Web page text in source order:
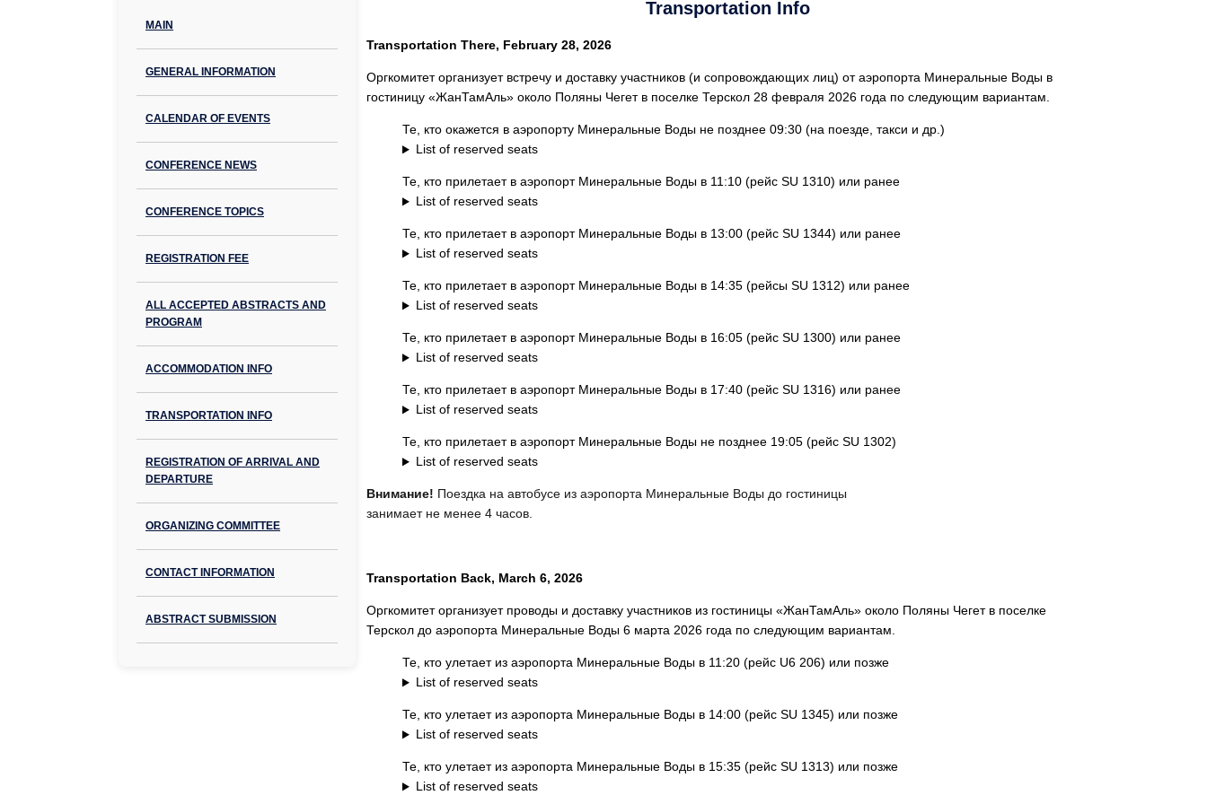
MAIN
GENERAL INFORMATION
CALENDAR OF EVENTS
CONFERENCE NEWS
CONFERENCE TOPICS
REGISTRATION FEE
ALL ACCEPTED ABSTRACTS AND
PROGRAM
ACCOMMODATION INFO
TRANSPORTATION INFO
REGISTRATION OF ARRIVAL AND
DEPARTURE
ORGANIZING COMMITTEE
CONTACT INFORMATION
ABSTRACT SUBMISSION
Transportation Info
Transportation There, February 28, 2026
Оргкомитет организует встречу и доставку участников (и сопровождающих лиц) от аэропорта Минеральные Воды в
гостиницу «ЖанТамАль» около Поляны Чегет в поселке Терскол 28 февраля 2026 года по следующим вариантам.
Те, кто окажется в аэропорту Минеральные Воды не позднее 09:30 (на поезде, такси и др.)
List of reserved seats
Те, кто прилетает в аэропорт Минеральные Воды в 11:10 (рейс SU 1310) или ранее
List of reserved seats
Те, кто прилетает в аэропорт Минеральные Воды в 13:00 (рейс SU 1344) или ранее
List of reserved seats
Те, кто прилетает в аэропорт Минеральные Воды в 14:35 (рейсы SU 1312) или ранее
List of reserved seats
Те, кто прилетает в аэропорт Минеральные Воды в 16:05 (рейс SU 1300) или ранее
List of reserved seats
Те, кто прилетает в аэропорт Минеральные Воды в 17:40 (рейс SU 1316) или ранее
List of reserved seats
Те, кто прилетает в аэропорт Минеральные Воды не позднее 19:05 (рейс SU 1302)
List of reserved seats
Внимание! Поездка на автобусе из аэропорта Минеральные Воды до гостиницы
занимает не менее 4 часов.
Transportation Back, March 6, 2026
Оргкомитет организует проводы и доставку участников из гостиницы «ЖанТамАль» около Поляны Чегет в поселке
Терскол до аэропорта Минеральные Воды 6 марта 2026 года по следующим вариантам.
Те, кто улетает из аэропорта Минеральные Воды в 11:20 (рейс U6 206) или позже
List of reserved seats
Те, кто улетает из аэропорта Минеральные Воды в 14:00 (рейс SU 1345) или позже
List of reserved seats
Те, кто улетает из аэропорта Минеральные Воды в 15:35 (рейс SU 1313) или позже
List of reserved seats